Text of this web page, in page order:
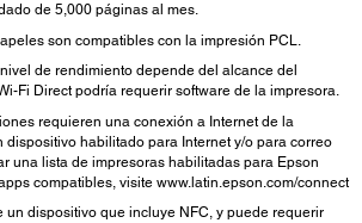
de 5,000 páginas al mes.
son compatibles con la impresión PCL.
de rendimiento depende del alcance del
Fi Direct podría requerir software de la impresora.
requieren una conexión a Internet de la
dispositivo habilitado para Internet y/o para correo
una lista de impresoras habilitadas para Epson
compatibles, visite www.latin.epson.com/connect
un dispositivo que incluye NFC, y puede requerir